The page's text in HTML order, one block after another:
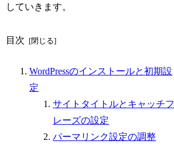
していきます。
目次
WordPressのインストールと初期設
定
サイトタイトルとキャッチフ
レーズの設定
パーマリンク設定の調整